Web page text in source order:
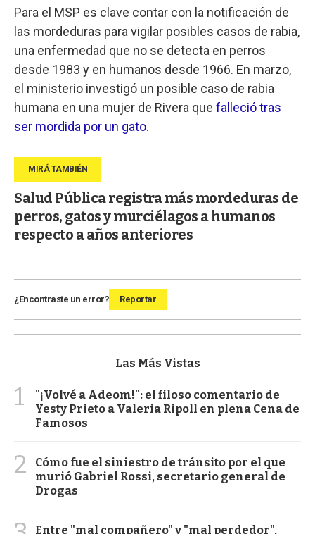
Para el MSP es clave contar con la notificación de
las mordeduras para vigilar posibles casos de rabia,
una enfermedad que no se detecta en perros
desde 1983 y en humanos desde 1966. En marzo,
el ministerio investigó un posible caso de rabia
humana en una mujer de Rivera que falleció tras
ser mordida por un gato.
Salud Pública registra más mordeduras de
perros, gatos y murciélagos a humanos
respecto a años anteriores
¿Encontraste un error? Reportar
Las Más Vistas
1
"¡Volvé a Adeom!": el filoso comentario de
Yesty Prieto a Valeria Ripoll en plena Cena de
Famosos
2
Cómo fue el siniestro de tránsito por el que
murió Gabriel Rossi, secretario general de
Drogas
Entre "mal compañero" y "mal perdedor",